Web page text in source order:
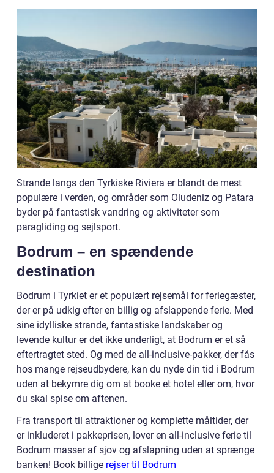
Strande langs den Tyrkiske Riviera er blandt de mest
populære i verden, og områder som Oludeniz og Patara
byder på fantastisk vandring og aktiviteter som
paragliding og sejlsport.
Bodrum – en spændende
destination
Bodrum i Tyrkiet er et populært rejsemål for feriegæster,
der er på udkig efter en billig og afslappende ferie. Med
sine idylliske strande, fantastiske landskaber og
levende kultur er det ikke underligt, at Bodrum er et så
eftertragtet sted. Og med de all-inclusive-pakker, der fås
hos mange rejseudbydere, kan du nyde din tid i Bodrum
uden at bekymre dig om at booke et hotel eller om, hvor
du skal spise om aftenen.
Fra transport til attraktioner og komplette måltider, der
er inkluderet i pakkeprisen, lover en all-inclusive ferie til
Bodrum masser af sjov og afslapning uden at sprænge
banken! Book billige rejser til Bodrum